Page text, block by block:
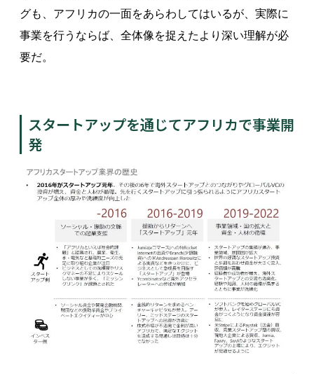
グも、アフリカの一面をあらわしてはいるが、実際に
事業を行うならば、全体像を捉えたより深い理解が必
要だ。
スタートアップを通じてアフリカで事業開
発